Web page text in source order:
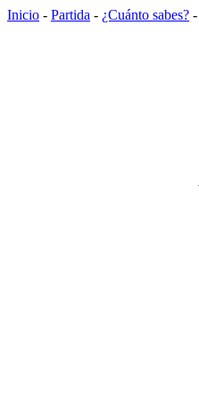
Inicio - Partida - ¿Cuánto sabes? -